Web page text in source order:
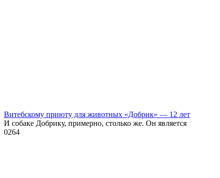
Витебскому приюту для животных «Добрик» — 12 лет
И собаке Добрику, примерно, столько же. Он является
0264